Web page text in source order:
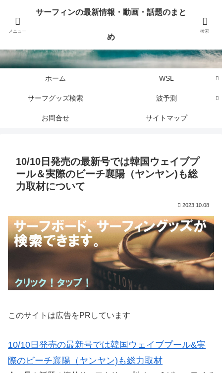
サーフィンに関するニュース・話題や最新情報を写真、画像、動画でまとめて
ホーム WSL
サーフグッズ検索 波予測
お問合せ サイトマップ
10/10日発売の最新号では韓国ウェイブプ
ール＆実際のビーチ襄陽（ヤンヤン)も総
力取材について
2023.10.08
このサイトは広告をPRしています
10/10日発売の最新号では韓国ウェイブプール&実
際のビーチ襄陽（ヤンヤン)も総力取材
メニュー
サーフィンの最新情報・動画・話題のまと
め
検索